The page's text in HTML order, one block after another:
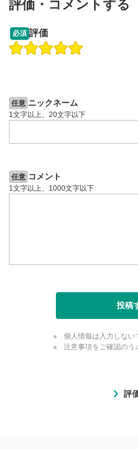
操作説明動画
評価・コメントする
必須 評価
任意 ニックネーム
1文字以上、20文字以下
任意 コメント
1文字以上、1000文字以下
投稿
個人情報は入力しない
注意事項をご確認のう
評